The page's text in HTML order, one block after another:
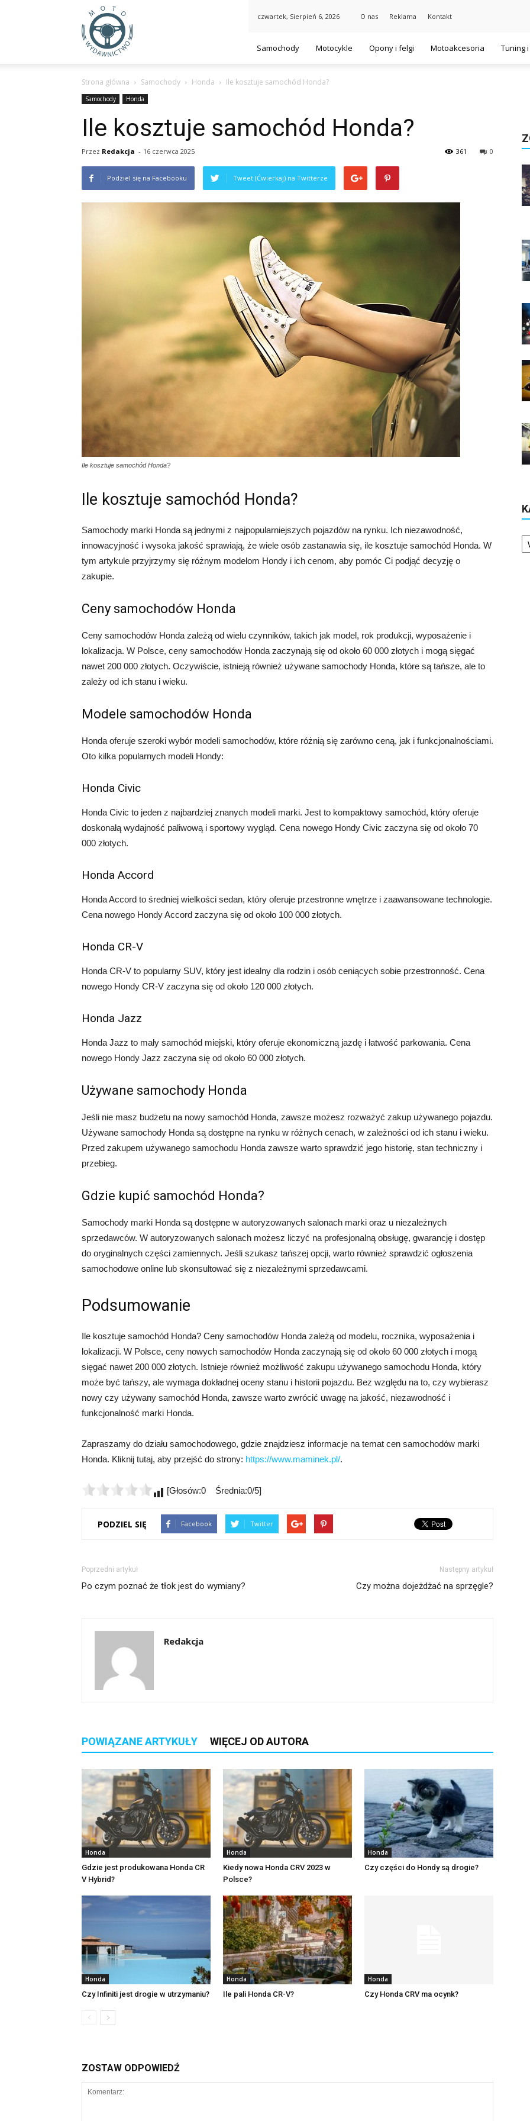
MotoWydawnictwo.pl
czwartek, Sierpień 6, 2026 O nas Reklama Kontakt
Samochody Motocykle Opony i felgi Motoakcesoria Tuning
Strona główna Samochody Honda Ile kosztuje samochód Honda?
Samochody Honda
Ile kosztuje samochód Honda?
Przez Redakcja - 16 czerwca 2025 0
361
Podziel się na Facebooku Tweet (Ćwierkaj) na Twitterze
Ile kosztuje samochód Honda?
Ile kosztuje samochód Honda?
Samochody marki Honda są jednymi z najpopularniejszych pojazdów na rynku. Ich niezawodność,
innowacyjność i wysoka jakość sprawiają, że wiele osób zastanawia się, ile kosztuje samochód Honda. W
tym artykule przyjrzymy się różnym modelom Hondy i ich cenom, aby pomóc Ci podjąć decyzję o
zakupie.
Ceny samochodów Honda
Ceny samochodów Honda zależą od wielu czynników, takich jak model, rok produkcji, wyposażenie i
lokalizacja. W Polsce, ceny samochodów Honda zaczynają się od około 60 000 złotych i mogą sięgać
nawet 200 000 złotych. Oczywiście, istnieją również używane samochody Honda, które są tańsze, ale to
zależy od ich stanu i wieku.
Modele samochodów Honda
Honda oferuje szeroki wybór modeli samochodów, które różnią się zarówno ceną, jak i funkcjonalnościami.
Oto kilka popularnych modeli Hondy:
Honda Civic
Honda Civic to jeden z najbardziej znanych modeli marki. Jest to kompaktowy samochód, który oferuje
doskonałą wydajność paliwową i sportowy wygląd. Cena nowego Hondy Civic zaczyna się od około 70
000 złotych.
Honda Accord
Honda Accord to średniej wielkości sedan, który oferuje przestronne wnętrze i zaawansowane technologie.
Cena nowego Hondy Accord zaczyna się od około 100 000 złotych.
Honda CR-V
Honda CR-V to popularny SUV, który jest idealny dla rodzin i osób ceniących sobie przestronność. Cena
nowego Hondy CR-V zaczyna się od około 120 000 złotych.
Honda Jazz
Honda Jazz to mały samochód miejski, który oferuje ekonomiczną jazdę i łatwość parkowania. Cena
nowego Hondy Jazz zaczyna się od około 60 000 złotych.
Używane samochody Honda
Jeśli nie masz budżetu na nowy samochód Honda, zawsze możesz rozważyć zakup używanego pojazdu.
Używane samochody Honda są dostępne na rynku w różnych cenach, w zależności od ich stanu i wieku.
Przed zakupem używanego samochodu Honda zawsze warto sprawdzić jego historię, stan techniczny i
przebieg.
Gdzie kupić samochód Honda?
Samochody marki Honda są dostępne w autoryzowanych salonach marki oraz u niezależnych
sprzedawców. W autoryzowanych salonach możesz liczyć na profesjonalną obsługę, gwarancję i dostęp
do oryginalnych części zamiennych. Jeśli szukasz tańszej opcji, warto również sprawdzić ogłoszenia
samochodowe online lub skonsultować się z niezależnymi sprzedawcami.
Podsumowanie
Ile kosztuje samochód Honda? Ceny samochodów Honda zależą od modelu, rocznika, wyposażenia i
lokalizacji. W Polsce, ceny nowych samochodów Honda zaczynają się od około 60 000 złotych i mogą
sięgać nawet 200 000 złotych. Istnieje również możliwość zakupu używanego samochodu Honda, który
może być tańszy, ale wymaga dokładnej oceny stanu i historii pojazdu. Bez względu na to, czy wybierasz
nowy czy używany samochód Honda, zawsze warto zwrócić uwagę na jakość, niezawodność i
funkcjonalność marki Honda.
Zapraszamy do działu samochodowego, gdzie znajdziesz informacje na temat cen samochodów marki
Honda. Kliknij tutaj, aby przejść do strony: https://www.maminek.pl/.
[Głosów:0 Średnia:0/5]
PODZIEL SIĘ Facebook Twitter
Poprzedni artykuł
Po czym poznać że tłok jest do wymiany?
Następny artykuł
Czy można dojeżdżać na sprzęgle?
Redakcja
POWIĄZANE ARTYKUŁY WIĘCEJ OD AUTORA
Honda
Gdzie jest produkowana Honda CR
V Hybrid?
Honda
Kiedy nowa Honda CRV 2023 w
Polsce?
Honda
Czy części do Hondy są drogie?
Honda
Czy Infiniti jest drogie w utrzymaniu?
Honda
Ile pali Honda CR-V?
Honda
Czy Honda CRV ma ocynk?
ZOSTAW ODPOWIEDŹ